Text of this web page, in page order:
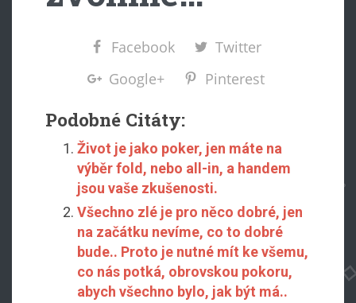
Facebook
Twitter
Google+
Pinterest
Podobné Citáty:
Život je jako poker, jen máte na
výběr fold, nebo all-in, a handem
jsou vaše zkušenosti.
Všechno zlé je pro něco dobré, jen
na začátku nevíme, co to dobré
bude.. Proto je nutné mít ke všemu,
co nás potká, obrovskou pokoru,
abych všechno bylo, jak být má..